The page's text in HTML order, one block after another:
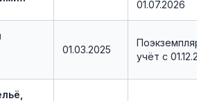
01.07.2026
01.03.2025
учёт с